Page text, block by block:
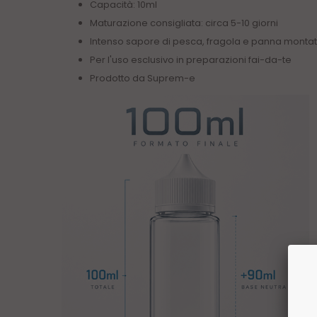
Capacità: 10ml
Maturazione consigliata: circa 5-10 giorni
Intenso sapore di pesca, fragola e panna
Per l'uso esclusivo in preparazioni fai-da-te
Prodotto da Suprem-e